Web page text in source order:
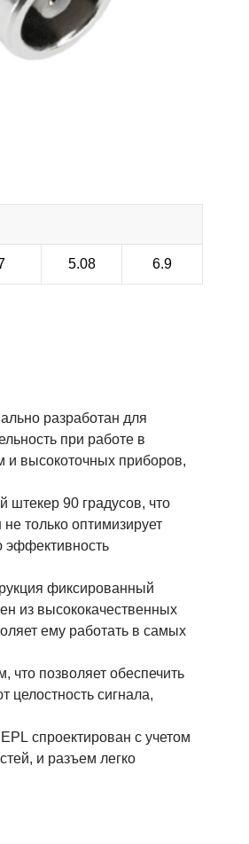
5.08 6.9
разработан для
при работе в
и высокоточных приборов,
штекер 90 градусов, что
только оптимизирует
эффективность
фиксированный
из высококачественных
ему работать в самых
что позволяет обеспечить
сигнала,
спроектирован с учетом
и разъем легко